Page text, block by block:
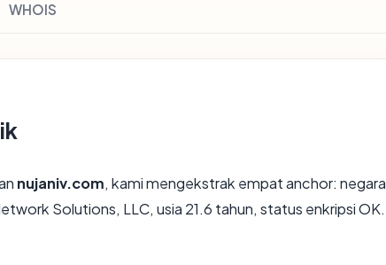
WHOIS
nujaniv.com, kami mengekstrak empat anchor: negara
Solutions, LLC, usia 21.6 tahun, status enkripsi OK.